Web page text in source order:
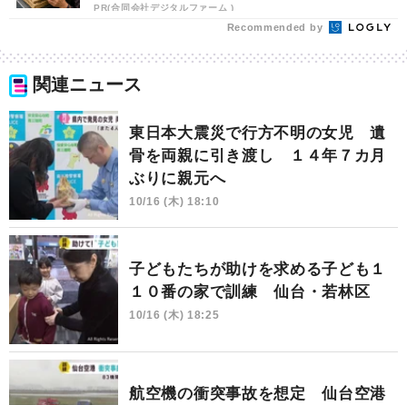
PR(合同会社デジタルファーム )
Recommended by
関連ニュース
東日本大震災で行方不明の女児 遺
骨を両親に引き渡し １４年７カ月
ぶりに親元へ
10/16 (木) 18:10
子どもたちが助けを求める子ども１
１０番の家で訓練 仙台・若林区
10/16 (木) 18:25
航空機の衝突事故を想定 仙台空港